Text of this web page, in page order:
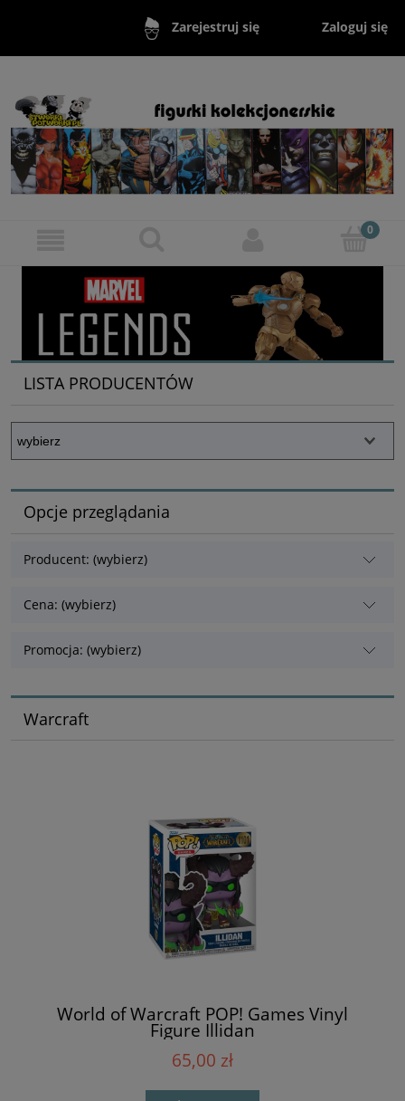
Zarejestruj się Zaloguj się
LISTA PRODUCENTÓW
Opcje przeglądania
Producent: (wybierz)
Cena: (wybierz)
Promocja: (wybierz)
Warcraft
World of Warcraft POP! Games Vinyl
Figure Illidan
65,00 zł